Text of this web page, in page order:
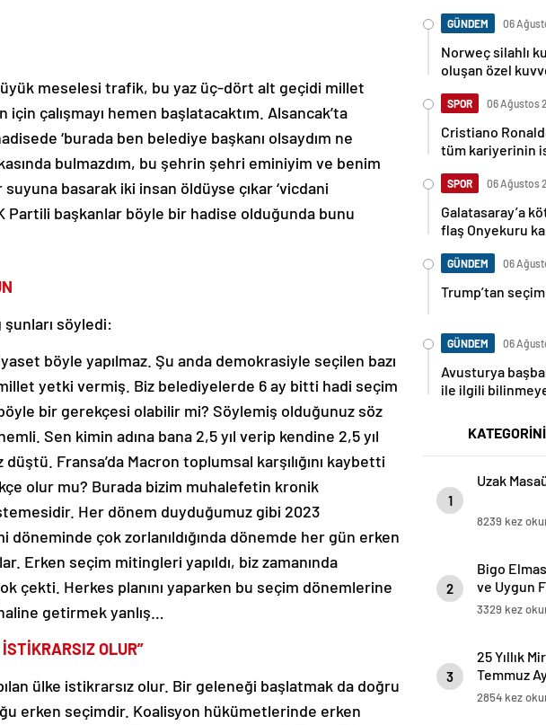
meselesi trafik, bu yaz üç-dört alt geçidi millet
çalışmayı hemen başlatacaktım. Alsancak’ta
‘burada ben belediye başkanı olsaydım ne
bulmazdım, bu şehrin şehri eminiyim ve benim
basarak iki insan öldüyse çıkar ‘vicdani
Partili başkanlar böyle bir hadise olduğunda bunu
söyledi:
böyle yapılmaz. Şu anda demokrasiyle seçilen bazı
yetki vermiş. Biz belediyelerde 6 ay bitti hadi seçim
bir gerekçesi olabilir mi? Söylemiş olduğunuz söz
Sen kimin adına bana 2,5 yıl verip kendine 2,5 yıl
düştü. Fransa’da Macron toplumsal karşılığını kaybetti
olur mu? Burada bizim muhalefetin kronik
Her dönem duyduğumuz gibi 2023
döneminde çok zorlanıldığında dönemde her gün erken
Erken seçim mitingleri yapıldı, biz zamanında
çekti. Herkes planını yaparken bu seçim dönemlerine
getirmek yanlış…
OLUR”
ülke istikrarsız olur. Bir geleneği başlatmak da doğru
erken seçimdir. Koalisyon hükümetlerinde erken
GÜNDEM 06
Norweç silahlı
oluşan özel
SPOR 06 Ağustos
Cristiano
tüm kariyerinin
SPOR 06 Ağustos
Galatasaray’a
flaş Onyekuru
GÜNDEM 06
Trump’tan
GÜNDEM 06
Avusturya
ile ilgili
1
Uzak
8239 kez
2
Bigo
ve Uygun
Almanın
3329 kez
3
25 Yıllık
Temmuz
2854 kez